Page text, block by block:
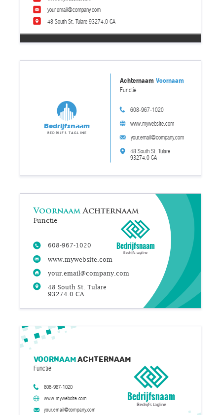
48 South St. Tulare 93274.0 CA
your.email@company.com
your.email@company.com
48 South St. Tulare
93274.0 CA
608-967-1020
www.mywebsite.com
Functie
AchternaamVoornaam
Bedrijfsnaam
Bedrijfs tagline
608-967-1020
www.mywebsite.com
your.email@company.com
48 South St. Tulare
93274.0 CA
Functie
VoornaamAchternaam
Bedrijfsnaam
Bedrijfs tagline
www.mywebsite.com
your.email@company.com
Functie
608-967-1020
VoornaamAchternaam
Bedrijfsnaam
Bedrijfs tagline